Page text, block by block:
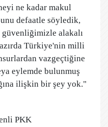
ne kadar makul
defaatle söyledik,
alakalı
Türkiye'nin milli
vazgeçtiğine
eylemde bulunmuş
ilişkin bir şey yok."
PKK